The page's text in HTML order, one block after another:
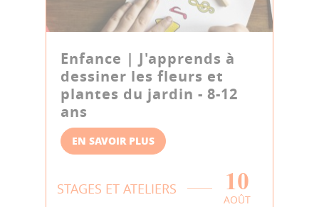
Enfance | J'apprends à
dessiner les fleurs et
plantes du jardin - 8-12
ans
EN SAVOIR PLUS
STAGES ET ATELIERS 10
AOÛT